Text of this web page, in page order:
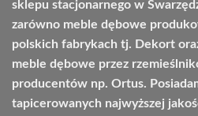
sklepu stacjonarnego w
zarówno meble dębowe
polskich fabrykach tj. Dekort
meble dębowe przez
producentów np. Ortus.
tapicerowanych najwyższej